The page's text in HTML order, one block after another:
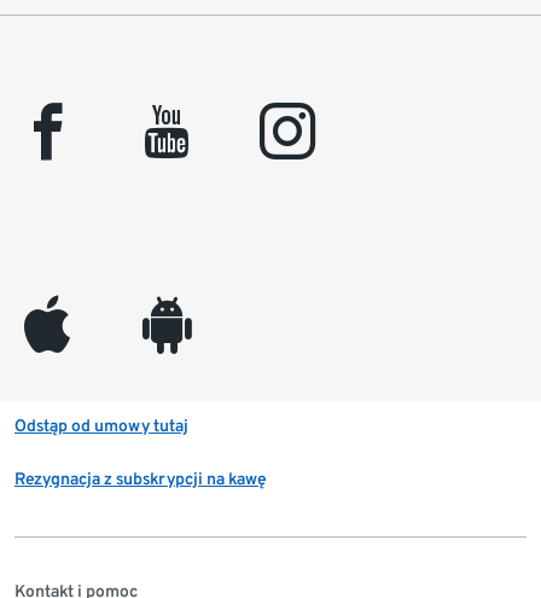
facebook youtube instagram
appleinc android
Odstąp od umowy tutaj
Rezygnacja z subskrypcji na kawę
Kontakt i pomoc